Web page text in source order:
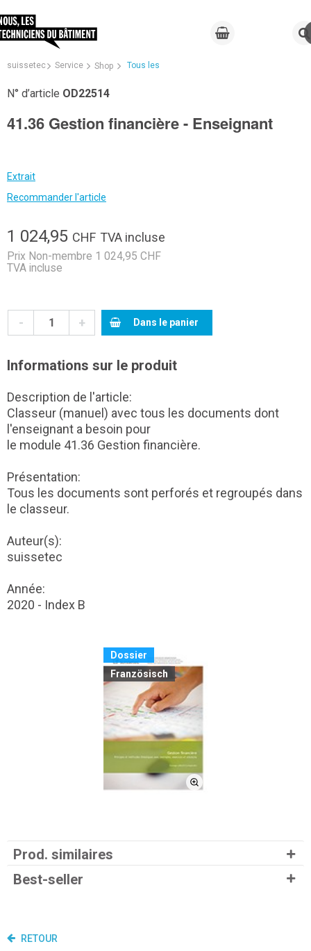
suissetec Service Shop Tous les
N° d’article OD22514
41.36 Gestion financière - Enseignant
Extrait
Recommander l'article
1 024,95 CHF TVA incluse
Prix Non-membre 1 024,95 CHF
TVA incluse
- + Dans le panier
Informations sur le produit
Description de l'article:
Classeur (manuel) avec tous les documents dont
l'enseignant a besoin pour
le module 41.36 Gestion financière.
Présentation:
Tous les documents sont perforés et regroupés dans
le classeur.
Auteur(s):
suissetec
Année:
2020 - Index B
Dossier
Französisch
Prod. similaires
Best-seller
RETOUR